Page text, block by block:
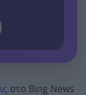
στο Bing News